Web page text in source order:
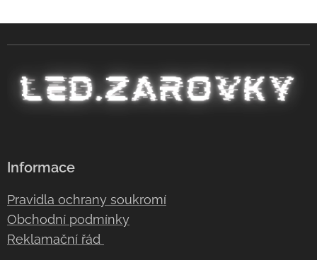
Informace
Pravidla ochrany soukromí
Obchodní podmínky
Reklamační řád